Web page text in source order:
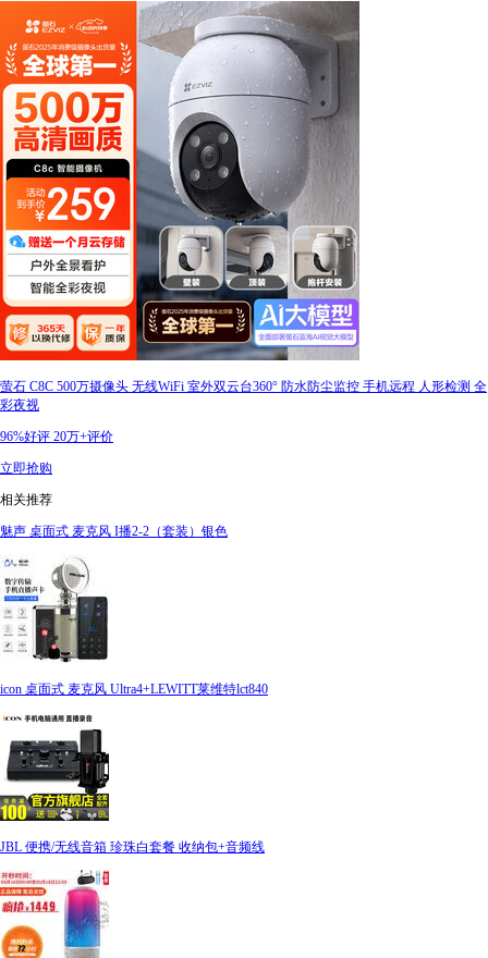
萤石 C8C 500万摄像头 无线WiFi 室外双云台360° 防水防尘监控 手机远程 人形检测 全
彩夜视
96%好评 20万+评价
立即抢购
相关推荐
魅声 桌面式 麦克风 I播2-2（套装）银色
icon 桌面式 麦克风 Ultra4+LEWITT莱维特lct840
JBL 便携/无线音箱 珍珠白套餐 收纳包+音频线